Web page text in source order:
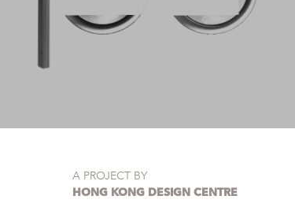
A PROJECT BY
HONG KONG DESIGN CENTRE